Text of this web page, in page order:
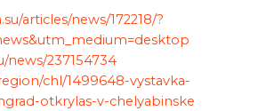
articles/news/172218/?
news/237154734
chl/1499648-vystavka-
otkrylas-v-chelyabinske